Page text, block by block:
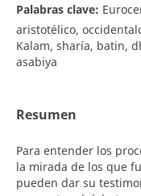
Palabras clave:
aristotélico,
Kalam, sharía, batin,
asabiya
Resumen
Para entender los
la mirada de los que
pueden dar su